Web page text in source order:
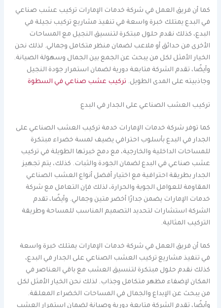
كما أن فريق العمل في شركة خدمات الإمارات تركيب عشب صناعي
في البدع يمتلك خبرة واسعة في تنفيذ مشاريع تركيب نجيلة في
البدع، كذلك نقدم حلول مبتكرة لتنسيق النجيل مع المساحات
الأخرى من حدائق أو ملاعب لضمان منظر متكامل وجمالي. لذلك نحن
الخيار الأمثل لكل من يبحث عن الجمع بين الجمال وسهولة الصيانة.
وأيضًا، تقدم الشركة متابعة دورية لضمان استمرار جودة النجيل
وجاذبيته على المدى الطويل. تركيب عشب صناعي في السطوة
تركيب العشب الصناعي على الجدار في البدع
كما توفر شركة خدمات الإمارات خدمة تركيب العشب الصناعي على
الجدار في البدع بأسلوب احترافي يضيف لمسة خضراء مبتكرة
للمساحات الداخلية والخارجية، مع دمج خبرتها الطويلة في تركيب
عشب صناعي في البدع لضمان الجودة والثبات. كذلك، يتم تجهيز
الجدار بطريقة احترافية مع اختيار أفضل أنواع العشب الصناعي
المقاومة للعوامل الجوية والحرارة، لذلك فإن التعامل مع شركة
خدمات الإمارات يضمن جدارًا أخضر متين وجمالي. وأيضًا، تقدم
الشركة استشارات لتحديد التصميم المناسب للمساحة وطريقة
التركيب المثالية.
كما أن فريق العمل في شركة خدمات الإمارات يمتلك خبرة واسعة
في تنفيذ مشاريع تركيب العشب الصناعي على الجدار في البدع،
كذلك نقدم حلول مبتكرة لتنسيق العشب مع باقي العناصر في
المكان لإضفاء مظهر متكامل وجذاب. لذلك نحن الخيار الأمثل لكل
من يبحث عن الإبداع والجمال في المساحات الخضراء المعلقة.
وأيضًا، تقدم الشركة متابعة دورية وصيانة لضمان استمرار العشب